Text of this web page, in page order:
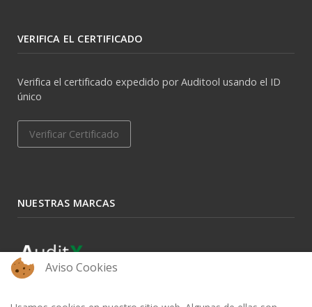
VERIFICA EL CERTIFICADO
Verifica el certificado expedido por Auditool usando el ID
único
Verificar Certificado
NUESTRAS MARCAS
Aviso Cookies